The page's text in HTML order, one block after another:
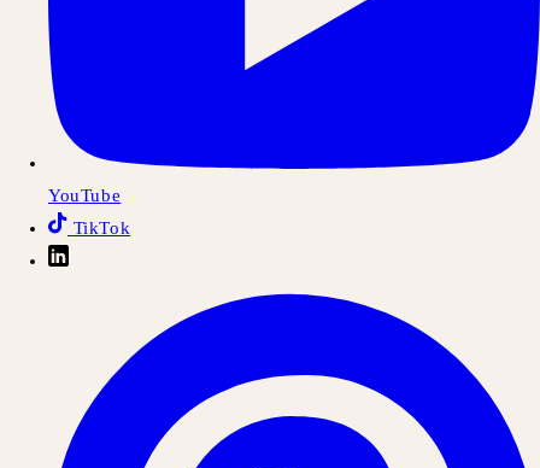
YouTube
TikTok